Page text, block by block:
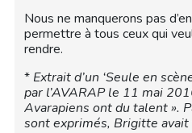
Nous ne manquerons pas
permettre à tous ceux qui
rendre.
* Extrait d’un ‘Seule en
par l’AVARAP le 11 mai
Avarapiens ont du talent ».
sont exprimés, Brigitte avait